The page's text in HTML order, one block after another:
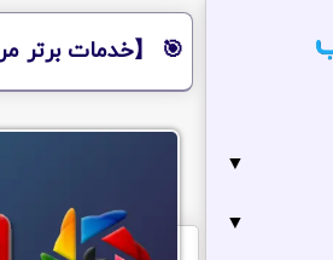
▼
▼
🎯 【خدمات برتر